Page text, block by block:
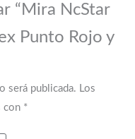
“Mira NcStar
Punto Rojo y
será publicada. Los
con *